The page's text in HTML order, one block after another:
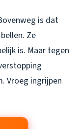
is dat
Ze
is. Maar tegen
Vroeg ingrijpen